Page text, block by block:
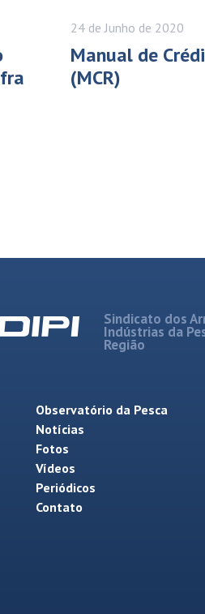
24 de Junho de 2020
Manual de
(MCR)
Sindicato dos
Indústrias da
Região
Observatório da Pesca
Notícias
Fotos
Vídeos
Periódicos
Contato